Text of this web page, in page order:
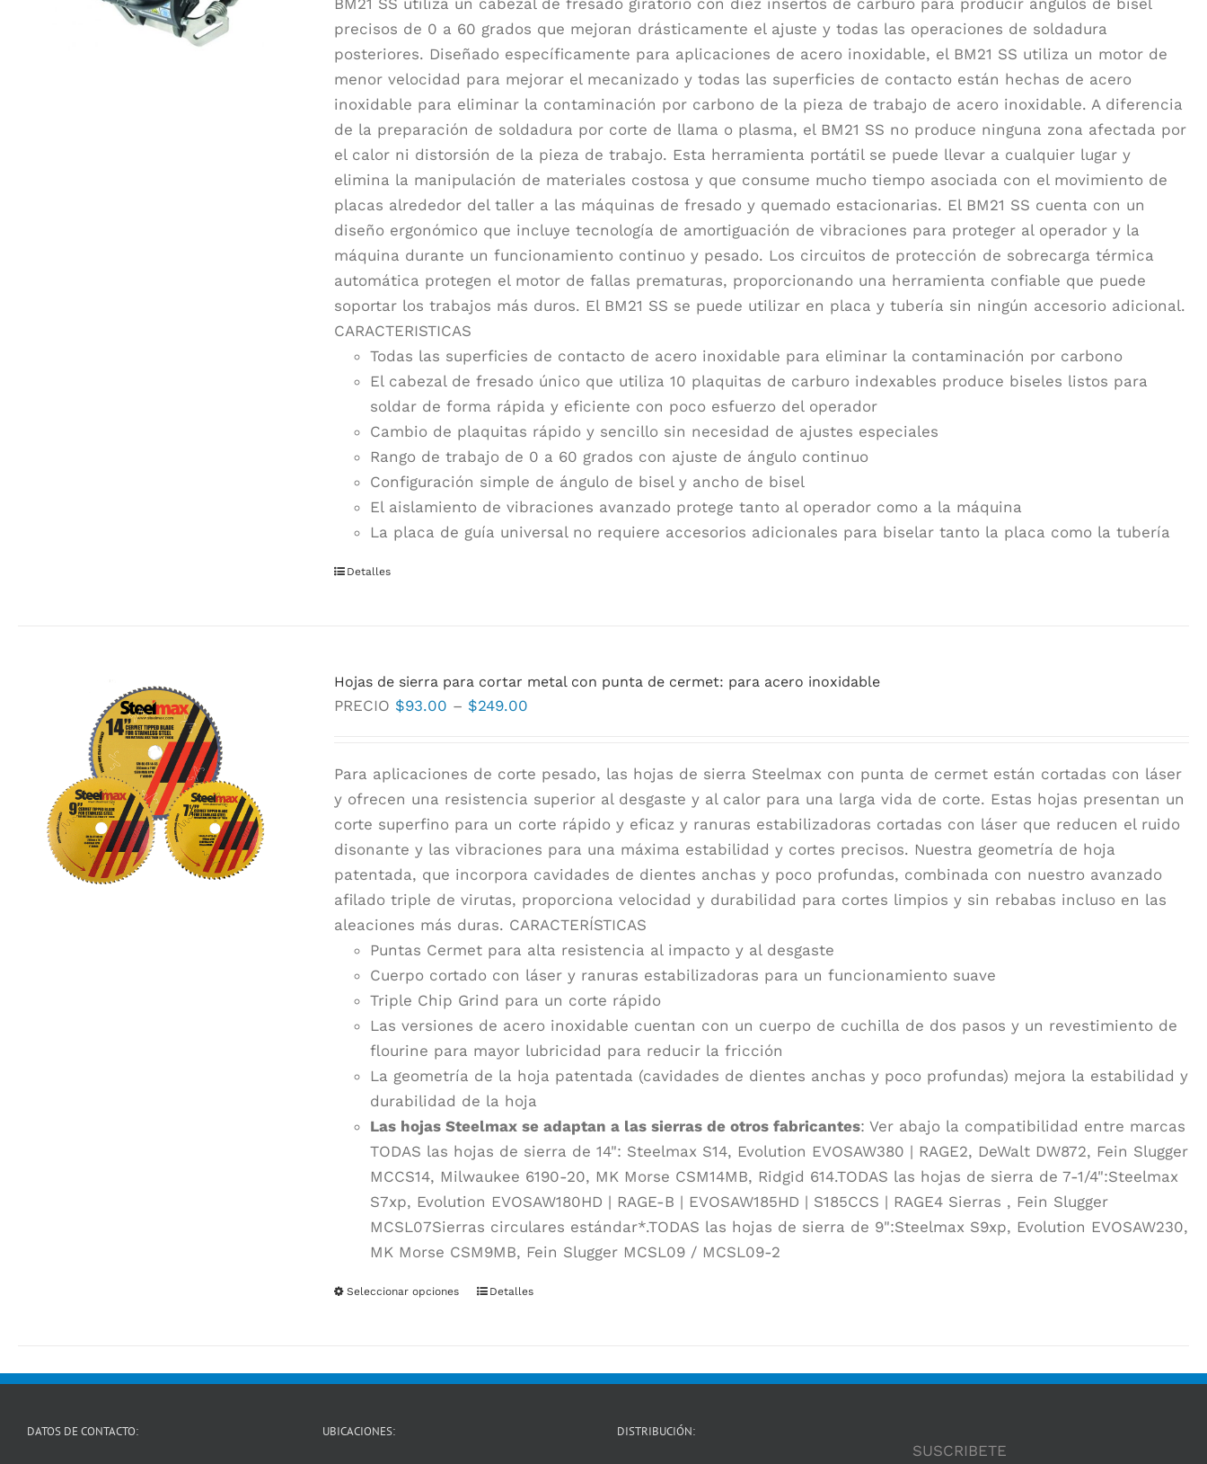
BM21 SS utiliza un cabezal de fresado giratorio con diez insertos de carburo para producir ángulos de bisel
precisos de 0 a 60 grados que mejoran drásticamente el ajuste y todas las operaciones de soldadura
posteriores. Diseñado específicamente para aplicaciones de acero inoxidable, el BM21 SS utiliza un motor de
menor velocidad para mejorar el mecanizado y todas las superficies de contacto están hechas de acero
inoxidable para eliminar la contaminación por carbono de la pieza de trabajo de acero inoxidable. A diferencia
de la preparación de soldadura por corte de llama o plasma, el BM21 SS no produce ninguna zona afectada por
el calor ni distorsión de la pieza de trabajo. Esta herramienta portátil se puede llevar a cualquier lugar y
elimina la manipulación de materiales costosa y que consume mucho tiempo asociada con el movimiento de
placas alrededor del taller a las máquinas de fresado y quemado estacionarias. El BM21 SS cuenta con un
diseño ergonómico que incluye tecnología de amortiguación de vibraciones para proteger al operador y la
máquina durante un funcionamiento continuo y pesado. Los circuitos de protección de sobrecarga térmica
automática protegen el motor de fallas prematuras, proporcionando una herramienta confiable que puede
soportar los trabajos más duros. El BM21 SS se puede utilizar en placa y tubería sin ningún accesorio adicional.
CARACTERISTICAS
Todas las superficies de contacto de acero inoxidable para eliminar la contaminación por carbono
El cabezal de fresado único que utiliza 10 plaquitas de carburo indexables produce biseles listos para
soldar de forma rápida y eficiente con poco esfuerzo del operador
Cambio de plaquitas rápido y sencillo sin necesidad de ajustes especiales
Rango de trabajo de 0 a 60 grados con ajuste de ángulo continuo
Configuración simple de ángulo de bisel y ancho de bisel
El aislamiento de vibraciones avanzado protege tanto al operador como a la máquina
La placa de guía universal no requiere accesorios adicionales para biselar tanto la placa como la tubería
Detalles
Hojas de sierra para cortar metal con punta de cermet: para acero inoxidable
PRECIO $93.00 – $249.00
$93.00
a
$249.00
Para aplicaciones de corte pesado, las hojas de sierra Steelmax con punta de cermet están cortadas con láser
y ofrecen una resistencia superior al desgaste y al calor para una larga vida de corte. Estas hojas presentan un
corte superfino para un corte rápido y eficaz y ranuras estabilizadoras cortadas con láser que reducen el ruido
disonante y las vibraciones para una máxima estabilidad y cortes precisos. Nuestra geometría de hoja
patentada, que incorpora cavidades de dientes anchas y poco profundas, combinada con nuestro avanzado
afilado triple de virutas, proporciona velocidad y durabilidad para cortes limpios y sin rebabas incluso en las
aleaciones más duras. CARACTERÍSTICAS
Puntas Cermet para alta resistencia al impacto y al desgaste
Cuerpo cortado con láser y ranuras estabilizadoras para un funcionamiento suave
Triple Chip Grind para un corte rápido
Las versiones de acero inoxidable cuentan con un cuerpo de cuchilla de dos pasos y un revestimiento de
flourine para mayor lubricidad para reducir la fricción
La geometría de la hoja patentada (cavidades de dientes anchas y poco profundas) mejora la estabilidad y
durabilidad de la hoja
Las hojas Steelmax se adaptan a las sierras de otros fabricantes: Ver abajo la compatibilidad entre marcas
TODAS las hojas de sierra de 14": Steelmax S14, Evolution EVOSAW380 | RAGE2, DeWalt DW872, Fein Slugger
MCCS14, Milwaukee 6190-20, MK Morse CSM14MB, Ridgid 614.TODAS las hojas de sierra de 7-1/4":Steelmax
S7xp, Evolution EVOSAW180HD | RAGE-B | EVOSAW185HD | S185CCS | RAGE4 Sierras , Fein Slugger
MCSL07Sierras circulares estándar*.TODAS las hojas de sierra de 9":Steelmax S9xp, Evolution EVOSAW230,
MK Morse CSM9MB, Fein Slugger MCSL09 / MCSL09-2
Seleccionar opciones
Este
múltiples
Detalles
DATOS DE CONTACTO: UBICACIONES: DISTRIBUCIÓN:
SUSCRIBETE